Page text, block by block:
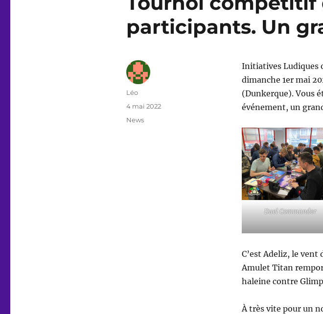
participants. Un
Initiatives Ludiques
dimanche 1er mai
(Dunkerque). Vous
événement, un
Duel Commander
C’est Adeliz, le
Amulet Titan
haleine contre
À très vite pour un
Auteur
Léo
Publié
4 mai 2022
Catégories
News